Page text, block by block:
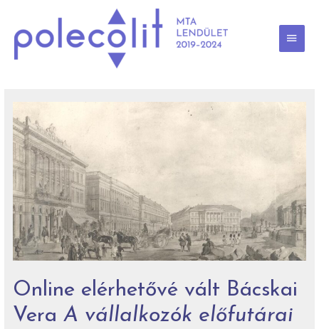
content
Online elérhetővé vált Bácskai
VeraA vállalkozók előfutárai